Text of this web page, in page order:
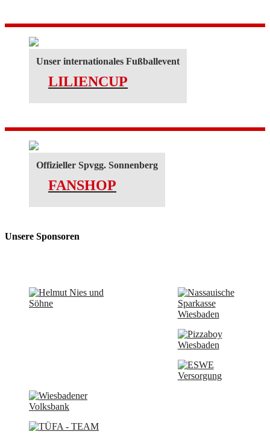
Unser internationales Fußballevent
LILIENCUP
Offizieller Spvgg. Sonnenberg
FANSHOP
Unsere Sponsoren